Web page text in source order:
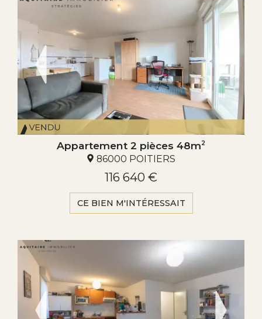
Appartement 2 pièces 48m2
86000 POITIERS
116 640 €
CE BIEN M'INTÉRESSAIT